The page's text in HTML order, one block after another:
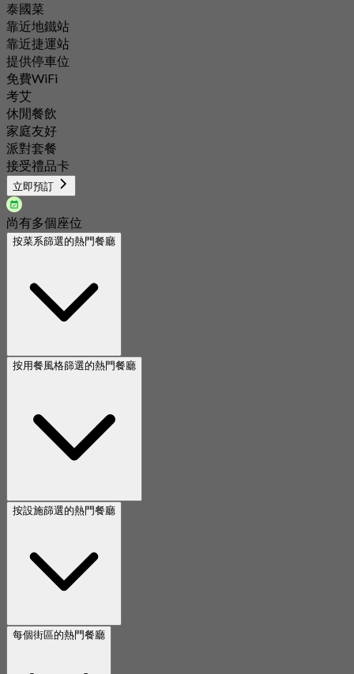
泰國菜
靠近地鐵站
靠近捷運站
提供停車位
免費WiFi
考艾
休閒餐飲
家庭友好
派對套餐
接受禮品卡
立即預訂
尚有多個座位
按菜系篩選的熱門餐廳
按用餐風格篩選的熱門餐廳
按設施篩選的熱門餐廳
每個街區的熱門餐廳